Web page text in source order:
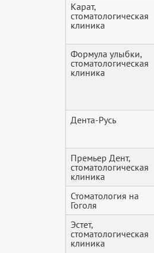
Карат,
стоматологическая
клиника
Формула улыбки,
стоматологическая
клиника
Дента-Русь
Премьер Дент,
стоматологическая
клиника
Стоматология на
Гоголя
Эстет,
стоматологическая
клиника